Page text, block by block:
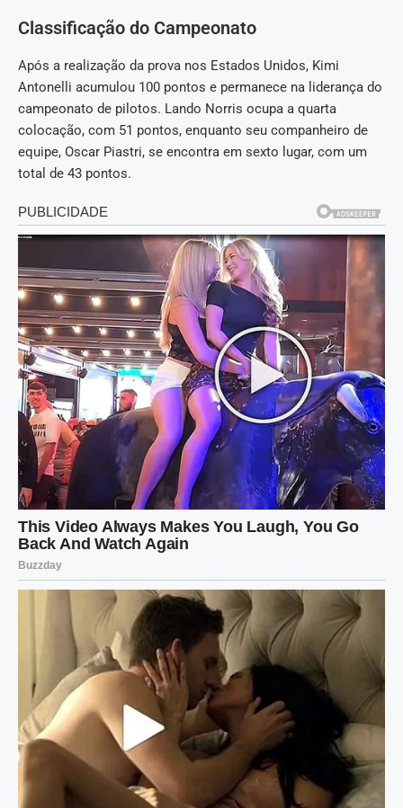
Classificação do Campeonato
Após a realização da prova nos Estados Unidos, Kimi
Antonelli acumulou 100 pontos e permanece na liderança do
campeonato de pilotos. Lando Norris ocupa a quarta
colocação, com 51 pontos, enquanto seu companheiro de
equipe, Oscar Piastri, se encontra em sexto lugar, com um
total de 43 pontos.